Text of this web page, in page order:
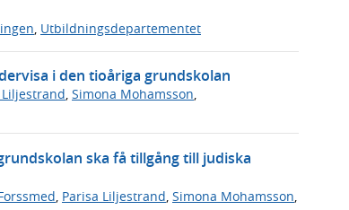
, Utbildningsdepartementet
i den tioåriga grundskolan
Liljestrand, Simona Mohamsson,
ska få tillgång till judiska
Parisa Liljestrand Simona Mohamsson